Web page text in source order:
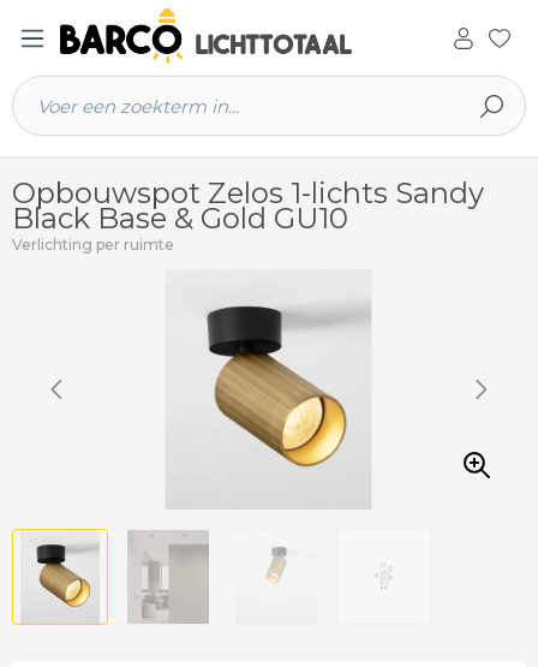
hoofdinhoud
Opbouwspot Zelos 1-lichts Sandy
Black Base & Gold GU10
Verlichting per ruimte